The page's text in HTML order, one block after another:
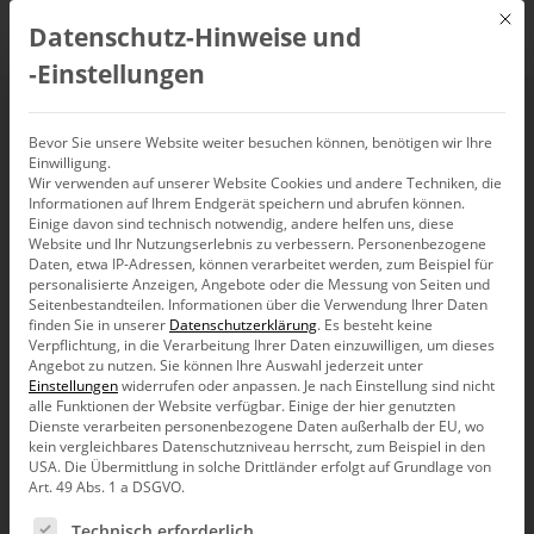
Extremwertverteilung
Forschung
Mit
Datenschutz-Hinweise und
‑Einstellungen
Bevor Sie unsere Website weiter besuchen können, benötigen wir Ihre
Einwilligung.
Wir verwenden auf unserer Website Cookies und andere Techniken, die
Informationen auf Ihrem Endgerät speichern und abrufen können.
Einige davon sind technisch notwendig, andere helfen uns, diese
Website und Ihr Nutzungserlebnis zu verbessern. Personenbezogene
Daten, etwa IP-Adressen, können verarbeitet werden, zum Beispiel für
personalisierte Anzeigen, Angebote oder die Messung von Seiten und
Seitenbestandteilen. Informationen über die Verwendung Ihrer Daten
finden Sie in unserer Datenschutzerklärung. Es besteht keine
Verpflichtung, in die Verarbeitung Ihrer Daten einzuwilligen, um dieses
Angebot zu nutzen.Sie können Ihre Auswahl jederzeit unter
Einstellungenwiderrufen oder anpassen. Je nach Einstellung sind nicht
alle Funktionen der Website verfügbar. Einige der hier genutzten
Dienste verarbeiten personenbezogene Daten außerhalb der EU, wo
kein vergleichbares Datenschutzniveau herrscht, zum Beispiel in den
USA. Die Übermittlung in solche Drittländer erfolgt auf Grundlage von
Art. 49 Abs. 1 a DSGVO.
Es folgt eine Liste der Service-Gruppen, für die eine